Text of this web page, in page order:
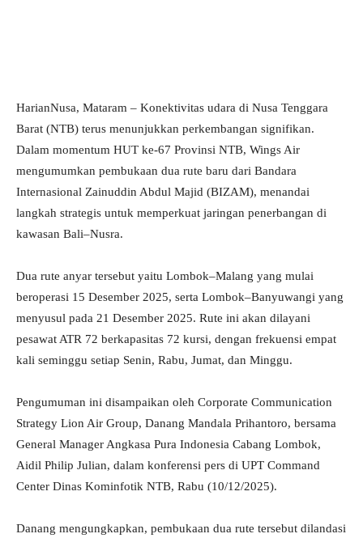
HarianNusa, Mataram – Konektivitas udara di Nusa Tenggara
Barat (NTB) terus menunjukkan perkembangan signifikan.
Dalam momentum HUT ke-67 Provinsi NTB, Wings Air
mengumumkan pembukaan dua rute baru dari Bandara
Internasional Zainuddin Abdul Majid (BIZAM), menandai
langkah strategis untuk memperkuat jaringan penerbangan di
kawasan Bali–Nusra.
Dua rute anyar tersebut yaitu Lombok–Malang yang mulai
beroperasi 15 Desember 2025, serta Lombok–Banyuwangi yang
menyusul pada 21 Desember 2025. Rute ini akan dilayani
pesawat ATR 72 berkapasitas 72 kursi, dengan frekuensi empat
kali seminggu setiap Senin, Rabu, Jumat, dan Minggu.
Pengumuman ini disampaikan oleh Corporate Communication
Strategy Lion Air Group, Danang Mandala Prihantoro, bersama
General Manager Angkasa Pura Indonesia Cabang Lombok,
Aidil Philip Julian, dalam konferensi pers di UPT Command
Center Dinas Kominfotik NTB, Rabu (10/12/2025).
Danang mengungkapkan, pembukaan dua rute tersebut dilandasi